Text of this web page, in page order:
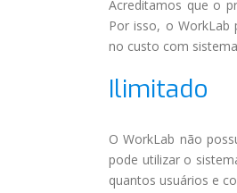
Acreditamos que o
Por isso, o WorkLab
no custo com
Ilimitado
O WorkLab não
pode utilizar o
quantos usuários e